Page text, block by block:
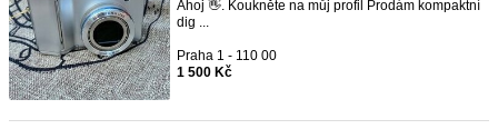
Ahoj 👋. Koukněte na můj profil Prodám kompaktní
dig ...
Praha 1 - 110 00
1 500 Kč